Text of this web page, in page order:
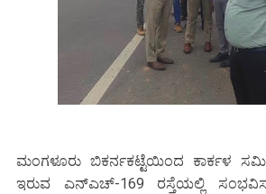
ಮಂಗಳೂರು ಬಿಕರ್ನಕಟ್ಟೆಯಿಂದ ಕಾರ್ಕಳ
ಇರುವ ಎನ್‌ಎಚ್-169 ರಸ್ತೆಯಲ್ಲಿ